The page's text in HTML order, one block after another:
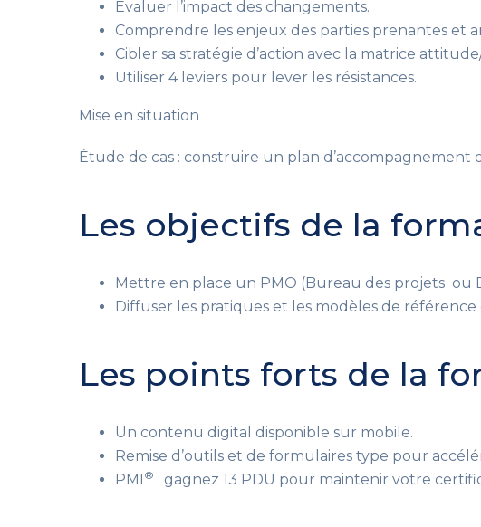
Évaluer l’impact des changements.
Comprendre les enjeux des parties prenantes et
Cibler sa stratégie d’action avec la matrice
Utiliser 4 leviers pour lever les résistances.
Mise en situation
Étude de cas : construire un plan d’accompagnement
Les objectifs de la
Mettre en place un PMO (Bureau des projets ou
Diffuser les pratiques et les modèles de
Les points forts de la
Un contenu digital disponible sur mobile.
Remise d’outils et de formulaires type pour
PMI ® : gagnez 13 PDU pour maintenir votre